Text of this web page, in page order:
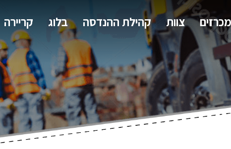
מכרזים צוות קהילת ההנדסה בלוג קריירה